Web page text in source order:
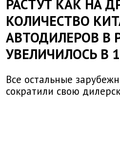
РАСТУТ КАК НА
КОЛИЧЕСТВО
АВТОДИЛЕРОВ В
УВЕЛИЧИЛОСЬ В
Все остальные
сократили свою